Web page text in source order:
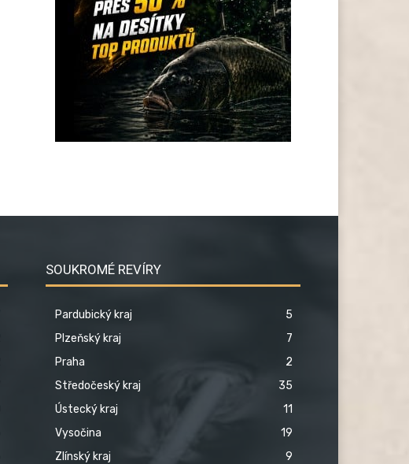
SOUKROMÉ REVÍRY
Pardubický kraj
5
Plzeňský kraj
7
Praha
2
Středočeský kraj
35
Ústecký kraj
11
Vysočina
19
Zlínský kraj
9